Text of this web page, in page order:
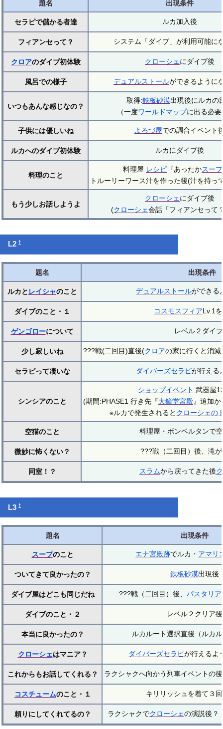
題名 出現条件
セラピで儲かる者達 ルカ加入後
フィアンセって？ システム「ダイブ」が利用可能に
クロアのダイブ初体験 クローシェ にダイブ後
風呂での様子 デュアルストールができるように
いつもあんな感じなの？
取得:鉄板砂漠出現後にルカの
（一度ワールドマップに出る必
子供には優しいね よろづ屋での調合イベント
ルカへのダイブ初体験 ルカにダイブ後
料理のこと
料理屋 レシピ 『あったかスープ
トルーリーワース汁を作った後(汁を持っ
もう少しお話しようよ
クローシェ にダイブ後
(クローシェ会話「フィアンセって
L2†
題名 出現条件
ルカと レイシャのこと デュアルストールができる
ダイブのこと・１ コスモスフィアLv.1
ゲンゴローについて レベル２ダイ
少し寂しいね ???戦(二回目)直後(クロアの家に行くと消
セラピって凄いな ダイバーズセラピが行える
シンシアのこと
ショップイベント 武器屋
(期間:PHASE1 行き先『大鐘堂宮殿』追加
※ルカで発生されると クローシェの
空猫のこと 料理屋・ボンベルタンで
微妙に怖くない？ ???戦（二回目）後、滝
同室！？ スラムから戻ってきた後
L3†
題名 出現条件
スープのこと エナ宮殿跡でルカ・ アマリ
ついてきて良かったの？ 鉄板砂漠出現後
ダイブ屋はどこも同じだね ???戦（二回目）後、 パスタリ
ダイブのこと・２ レベル２クリア後
本当に良かったの？ ルカルート選択直後（ルカ
クローシェはマニア？ ダイバーズセラピが行えるよ
これからもお話してくれる？ ラクシャクへ向かう列車イベントの
コスチュームのこと・１ キリリッシュを着て３
頼りにしてくれてるの？ ラクシャクでクローシェの演説後？